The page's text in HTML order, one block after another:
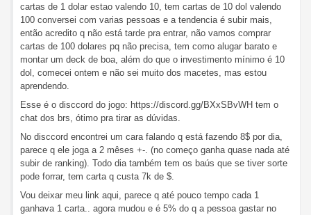
cartas de 1 dolar estao valendo 10, tem cartas de 10 dol valendo
100 conversei com varias pessoas e a tendencia é subir mais,
então acredito q não está tarde pra entrar, não vamos comprar
cartas de 100 dolares pq não precisa, tem como alugar barato e
montar um deck de boa, além do que o investimento mínimo é 10
dol, comecei ontem e não sei muito dos macetes, mas estou
aprendendo.
Esse é o disccord do jogo: https://discord.gg/BXxSBvWH tem o
chat dos brs, ótimo pra tirar as dúvidas.
No disccord encontrei um cara falando q está fazendo 8$ por dia,
parece q ele joga a 2 mêses +-. (no começo ganha quase nada até
subir de ranking). Todo dia também tem os baús que se tiver sorte
pode forrar, tem carta q custa 7k de $.
Vou deixar meu link aqui, parece q até pouco tempo cada 1
ganhava 1 carta.. agora mudou e é 5% do q a pessoa gastar no